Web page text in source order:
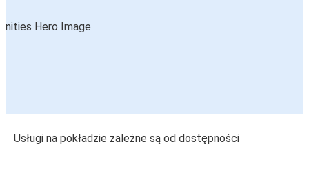
Usługi na pokładzie zależne są od dostępności